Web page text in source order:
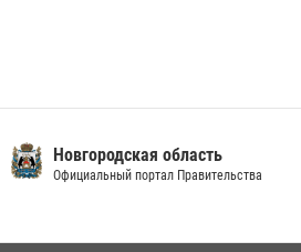
Новгородская область
Официальный портал Правительства